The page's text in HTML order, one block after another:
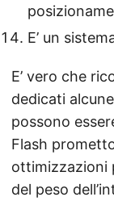
E’ un
E’ vero che
dedicati
possono
Flash
ottimizzazioni
del peso